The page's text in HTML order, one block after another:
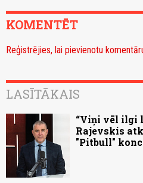
KOMENTĒT
Reģistrējies, lai pievienotu
LASĪTĀKAIS
“Viņi vēl ilgi
Rajevskis
"Pitbull"